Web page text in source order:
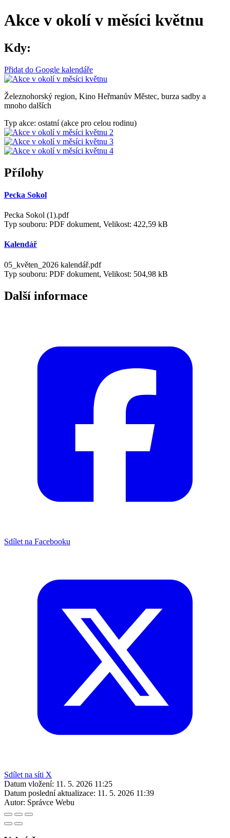
Akce v okolí v měsíci květnu
Kdy:
Přidat do Google kalendáře
Železnohorský region, Kino Heřmanův Městec, burza sadby a
mnoho dalších
Typ akce: ostatní (akce pro celou rodinu)
Přílohy
Pecka Sokol
Pecka Sokol (1).pdf
Typ souboru: PDF dokument, Velikost: 422,59 kB
Kalendář
05_květen_2026 kalendář.pdf
Typ souboru: PDF dokument, Velikost: 504,98 kB
Další informace
Sdílet na Facebooku
Sdílet na síti X
Datum vložení: 11. 5. 2026 11:25
Datum poslední aktualizace: 11. 5. 2026 11:39
Autor: Správce Webu